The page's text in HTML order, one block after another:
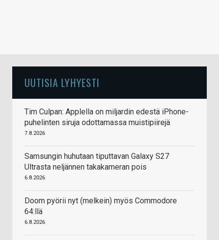
UUTISIA LYHYESTI
Tim Culpan: Applella on miljardin edestä iPhone-
puhelinten siruja odottamassa muistipiirejä
7.8.2026
Samsungin huhutaan tiputtavan Galaxy S27
Ultrasta neljännen takakameran pois
6.8.2026
Doom pyörii nyt (melkein) myös Commodore
64:llä
6.8.2026